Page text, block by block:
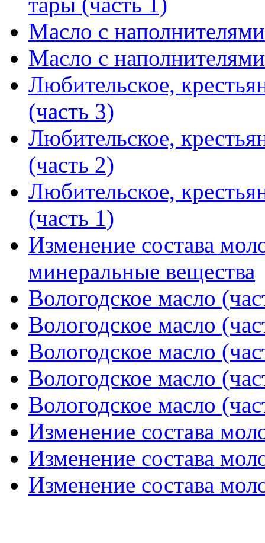
Масло с
Масло с
Любительское,
(часть 3)
Любительское,
(часть 2)
Любительское,
(часть 1)
Изменение состава
минеральные вещества
Вологодское масло
Вологодское масло
Вологодское масло
Вологодское масло
Вологодское масло
Изменение состава
Изменение состава
Изменение состава